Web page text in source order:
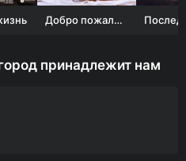
Добро пожаловать в семью
принадлежит нам